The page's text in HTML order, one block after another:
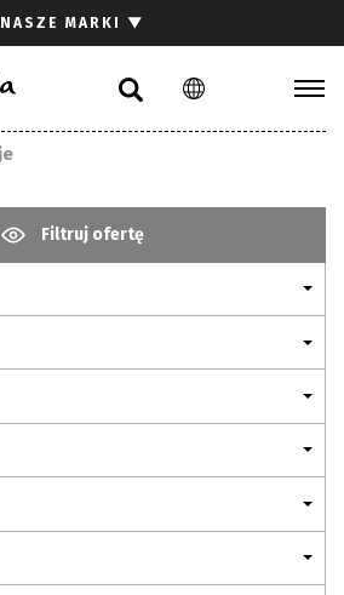
PL EN
NASZE MARKI ▼
Filtruj ofertę
Gdzie kupić
Pliki do pobrania
Pytania i odpowiedzi
Kariera
Kontakt
Komunikacja z akcjonariuszami